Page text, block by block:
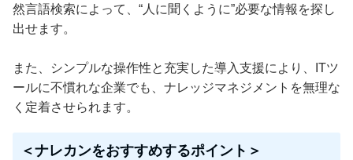
然言語検索によって、“人に聞くように”必要な情報を探し
出せます。
また、シンプルな操作性と充実した導入支援により、ITツ
ールに不慣れな企業でも、ナレッジマネジメントを無理な
く定着させられます。
＜ナレカンをおすすめするポイント＞